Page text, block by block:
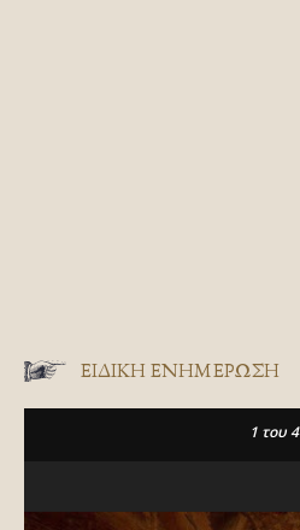
ΕΙΔΙΚΉ ΕΝΗΜΈΡΩΣΗ
1 του 4